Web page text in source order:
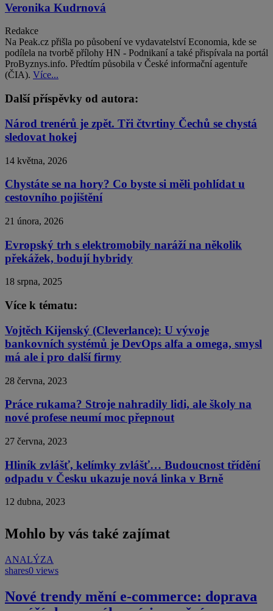
Veronika Kudrnová
Redakce
Na Peak.cz přišla po působení ve vydavatelství Economia, kde se
podílela na tvorbě přílohy HN - Podnikaní a také přispívala na portál
ProByznys.info. Předtím působila v České informační agentuře
(ČIA). Více...
Další příspěvky od autora:
Národ trenérů je zpět. Tři čtvrtiny Čechů se chystá
sledovat hokej
14 května, 2026
Chystáte se na hory? Co byste si měli pohlídat u
cestovního pojištění
21 února, 2026
Evropský trh s elektromobily naráží na několik
překážek, bodují hybridy
18 srpna, 2025
Více k tématu:
Vojtěch Kijenský (Cleverlance): U vývoje
bankovních systémů je DevOps alfa a omega, smysl
má ale i pro další firmy
28 června, 2023
Práce rukama? Stroje nahradily lidi, ale školy na
nové profese neumí moc přepnout
27 června, 2023
Hliník zvlášť, kelímky zvlášť… Budoucnost třídění
odpadu v Česku ukazuje nová linka v Brně
12 dubna, 2023
Mohlo by vás také zajímat
ANALÝZA
shares0 views
Nové trendy mění e-commerce: doprava